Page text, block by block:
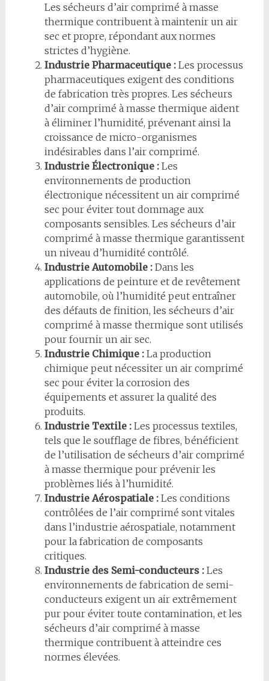
Les sécheurs d’air comprimé à masse
thermique contribuent à maintenir un air
sec et propre, répondant aux normes
strictes d’hygiène.
Industrie Pharmaceutique :Les processus
pharmaceutiques exigent des conditions
de fabrication très propres. Les sécheurs
d’air comprimé à masse thermique aident
à éliminer l’humidité, prévenant ainsi la
croissance de micro-organismes
indésirables dans l’air comprimé.
Industrie Électronique :Les
environnements de production
électronique nécessitent un air comprimé
sec pour éviter tout dommage aux
composants sensibles. Les sécheurs d’air
comprimé à masse thermique garantissent
un niveau d’humidité contrôlé.
Industrie Automobile :Dans les
applications de peinture et de revêtement
automobile, où l’humidité peut entraîner
des défauts de finition, les sécheurs d’air
comprimé à masse thermique sont utilisés
pour fournir un air sec.
Industrie Chimique :La production
chimique peut nécessiter un air comprimé
sec pour éviter la corrosion des
équipements et assurer la qualité des
produits.
Industrie Textile :Les processus textiles,
tels que le soufflage de fibres, bénéficient
de l’utilisation de sécheurs d’air comprimé
à masse thermique pour prévenir les
problèmes liés à l’humidité.
Industrie Aérospatiale :Les conditions
contrôlées de l’air comprimé sont vitales
dans l’industrie aérospatiale, notamment
pour la fabrication de composants
critiques.
Industrie des Semi-conducteurs :Les
environnements de fabrication de semi-
conducteurs exigent un air extrêmement
pur pour éviter toute contamination, et les
sécheurs d’air comprimé à masse
thermique contribuent à atteindre ces
normes élevées.